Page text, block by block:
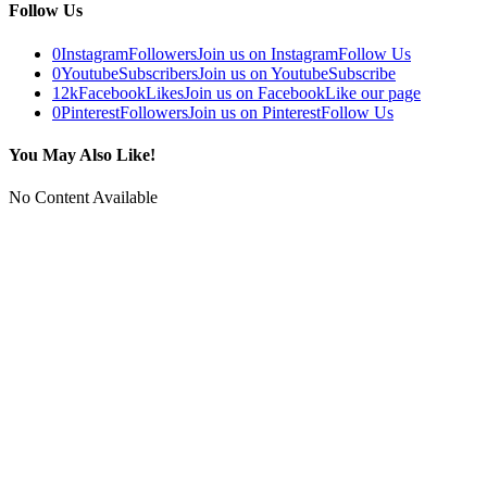
Follow Us
0InstagramFollowersJoin us on InstagramFollow Us
0YoutubeSubscribersJoin us on YoutubeSubscribe
12kFacebookLikesJoin us on FacebookLike our page
0PinterestFollowersJoin us on PinterestFollow Us
You May Also Like!
No Content Available